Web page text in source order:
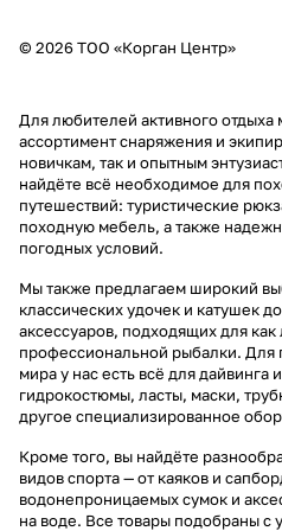
© 2026 ТОО «Корган Центр»
Для любителей активного отдыха
ассортимент снаряжения и
новичкам, так и опытным
найдёте всё необходимое для
путешествий: туристические
походную мебель, а также
погодных условий.
Мы также предлагаем широкий
классических удочек и катушек
аксессуаров, подходящих для как
профессиональной рыбалки. Для
мира у нас есть всё для дайвинга
гидрокостюмы, ласты, маски,
другое специализированное
Кроме того, вы найдёте
видов спорта — от каяков и
водонепроницаемых сумок и
на воде. Все товары подобраны с